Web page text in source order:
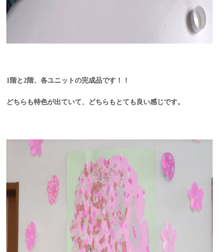
1階と2階、各ユニットの完成品です！！
どちらも特色が出ていて、どちらもとても良い感じです。